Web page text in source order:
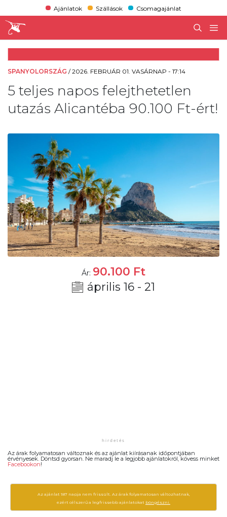
Ajánlatok Szállások Csomagajánlat
SPANYOLORSZÁG /2026. FEBRUÁR 01. VASÁRNAP - 17:14
5 teljes napos felejthetetlen
utazás Alicantéba 90.100 Ft-ért!
Ár: 90.100 Ft
április 16 - 21
Az árak folyamatosan változnak és az ajánlat kiírásanak időpontjában
érvényesek. Döntsd gyorsan. Ne maradj le a legjobb ajánlatokról, kövess minket
Facebookon!
Az ajánlat 187 napja nem frissült. Az árak folyamatosan változhatnak,
ezért célszerű a legfrissebb ajánlatokat böngészni.